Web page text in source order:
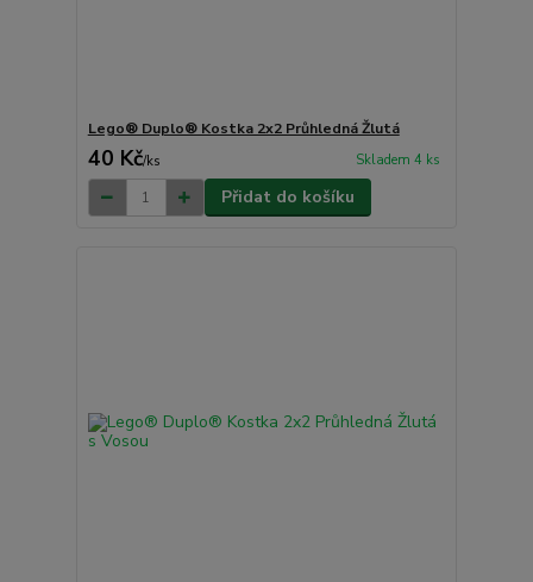
Lego® Duplo® Kostka 2x2 Průhledná Žlutá
40 Kč/ks Skladem 4 ks
Přidat do košíku